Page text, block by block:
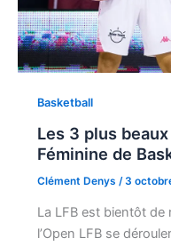
Basketball
Les 3 plus
Féminine de
Clément Denys /3
La LFB est bientôt
l’Open LFB se